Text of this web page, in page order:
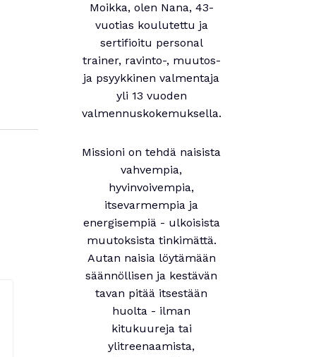
Moikka, olen Nana, 43-
vuotias koulutettu ja
sertifioitu personal
trainer, ravinto-, muutos-
ja psyykkinen valmentaja
yli 13 vuoden
valmennuskokemuksella.
Missioni on tehdä naisista
vahvempia,
hyvinvoivempia,
itsevarmempia ja
energisempiä - ulkoisista
muutoksista tinkimättä.
Autan naisia löytämään
säännöllisen ja kestävän
tavan pitää itsestään
huolta - ilman
kitukuureja tai
ylitreenaamista,